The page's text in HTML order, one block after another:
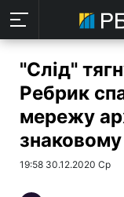
"Слід"
Ребрик
мережу
знаковому
19:58 30.12.2020 Ср